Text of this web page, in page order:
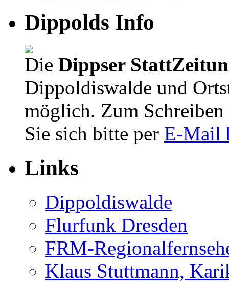
Dippolds Info
Die Dippser
Dippoldiswalde und
möglich. Zum
Sie sich bitte per E-Mail
Links
Dippoldiswalde
Flurfunk Dresden
FRM-
Klaus Stuttmann,